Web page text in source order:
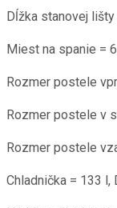
Dĺžka stanovej
Miest na spanie = 6
Rozmer postele
Rozmer postele v
Rozmer postele
Chladnička = 133